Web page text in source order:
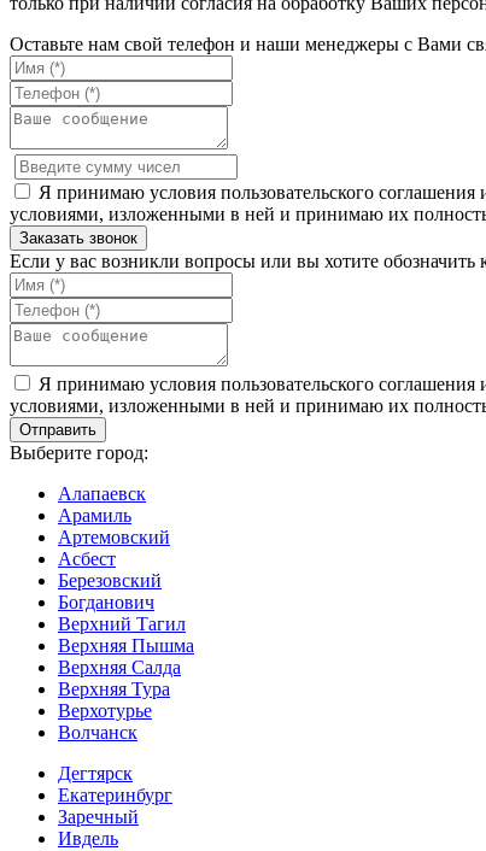
Оставьте нам свой телефон и наши менеджеры с Вами
Я принимаю условия пользовательского
условиями, изложенными в ней и принимаю их
Если у вас возникли вопросы или вы хотите
Я принимаю условия пользовательского
условиями, изложенными в ней и принимаю их
Выберите город:
Алапаевск
Арамиль
Артемовский
Асбест
Березовский
Богданович
Верхний Тагил
Верхняя Пышма
Верхняя Салда
Верхняя Тура
Верхотурье
Волчанск
Дегтярск
Екатеринбург
Заречный
Ивдель